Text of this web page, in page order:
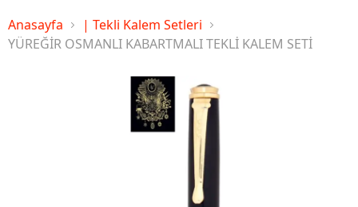
Anasayfa
| Tekli Kalem Setleri
YÜREĞİR OSMANLI KABARTMALI TEKLİ KALEM SETİ